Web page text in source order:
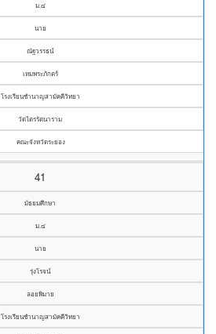
ม.๔
นาย
ณัฐวรรธน์
เหมพระภักตร์
โรงเรียนชำนาญสามัคคีวิทยา
วัดไตรรัตนาราม
คณะจังหวัดระยอง
41
มัธยมศึกษา
ม.๔
นาย
รุ่งโรจน์
ลอยพิมาย
โรงเรียนชำนาญสามัคคีวิทยา